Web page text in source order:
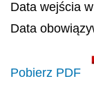
Data wejścia
Data
Pobierz PDF